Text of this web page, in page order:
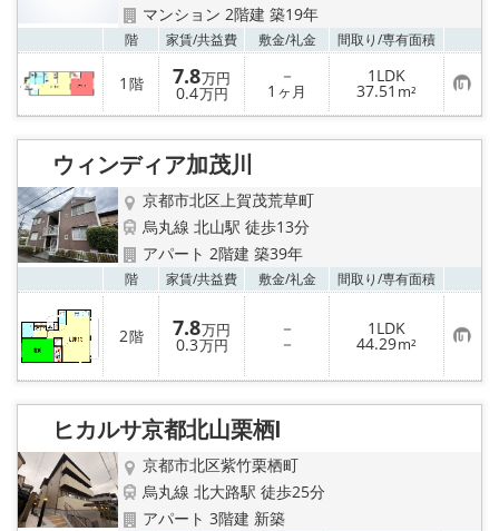
マンション 2階建 築19年
階 家賃/共益費 敷金/礼金 間取り/専有面積
1 階 7.8万円
0.4万円
－
1 ヶ月
1LDK
37.51 m² お
気
に
入
ウィンディア加茂川
京都市北区上賀茂荒草町
烏丸線 北山駅 徒歩13分
アパート 2階建 築39年
階 家賃/共益費 敷金/礼金 間取り/専有面積
2階 7.8万円
0.3万円
－
－
1LDK
44.29m² お
気
に
入
り
ヒカルサ京都北山栗栖Ⅰ
京都市北区紫竹栗栖町
烏丸線 北大路駅 徒歩25分
アパート 3階建 新築